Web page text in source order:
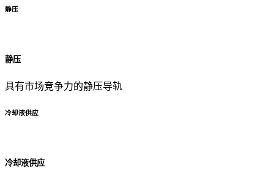
静压
静压
具有市场竞争力的静压导轨
冷却液供应
冷却液供应